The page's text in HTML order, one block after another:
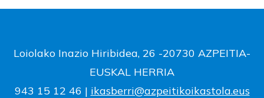
Loiolako Inazio Hiribidea, 26 -20730 AZPEITIA-
EUSKAL HERRIA
943 15 12 46 | ikasberri@azpeitikoikastola.eus